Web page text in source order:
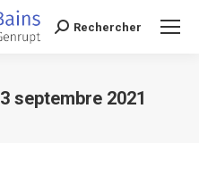
Recherche
Rechercher
3 septembre 2021